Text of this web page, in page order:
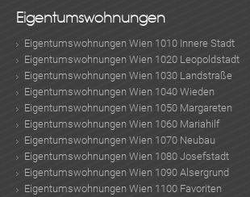
Eigentumswohnungen
Eigentumswohnungen Wien 1010 Innere Stadt
Eigentumswohnungen Wien 1020 Leopoldstadt
Eigentumswohnungen Wien 1030 Landstraße
Eigentumswohnungen Wien 1040 Wieden
Eigentumswohnungen Wien 1050 Margareten
Eigentumswohnungen Wien 1060 Mariahilf
Eigentumswohnungen Wien 1070 Neubau
Eigentumswohnungen Wien 1080 Josefstadt
Eigentumswohnungen Wien 1090 Alsergrund
Eigentumswohnungen Wien 1100 Favoriten